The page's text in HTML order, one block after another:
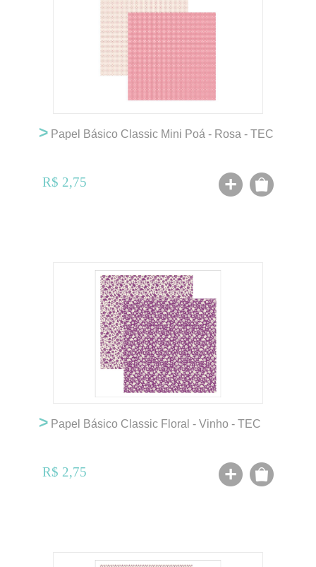
> Papel Básico Classic Mini Poá - Rosa - TEC
R$ 2,75
> Papel Básico Classic Floral - Vinho - TEC
R$ 2,75